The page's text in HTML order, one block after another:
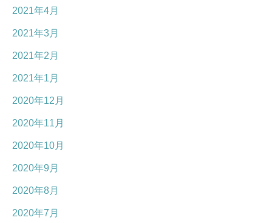
2021年4月
2021年3月
2021年2月
2021年1月
2020年12月
2020年11月
2020年10月
2020年9月
2020年8月
2020年7月